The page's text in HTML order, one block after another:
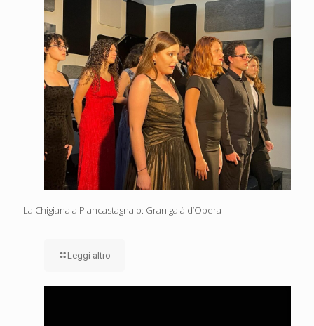
La Chigiana a Piancastagnaio: Gran galà d’Opera
Leggi altro